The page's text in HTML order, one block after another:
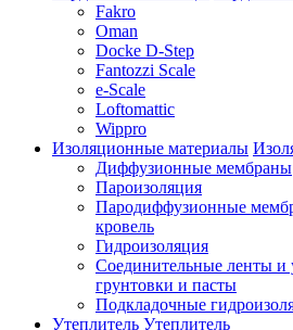
Fakro
Oman
Docke D-Step
Fantozzi Scale
e-Scale
Loftomattic
Wippro
Изоляционные материалы
Диффузионные мембраны
Пароизоляция
Пародиффузионные
кровель
Гидроизоляция
Соединительные ленты и
грунтовки и пасты
Подкладочные
Утеплитель Утеплитель